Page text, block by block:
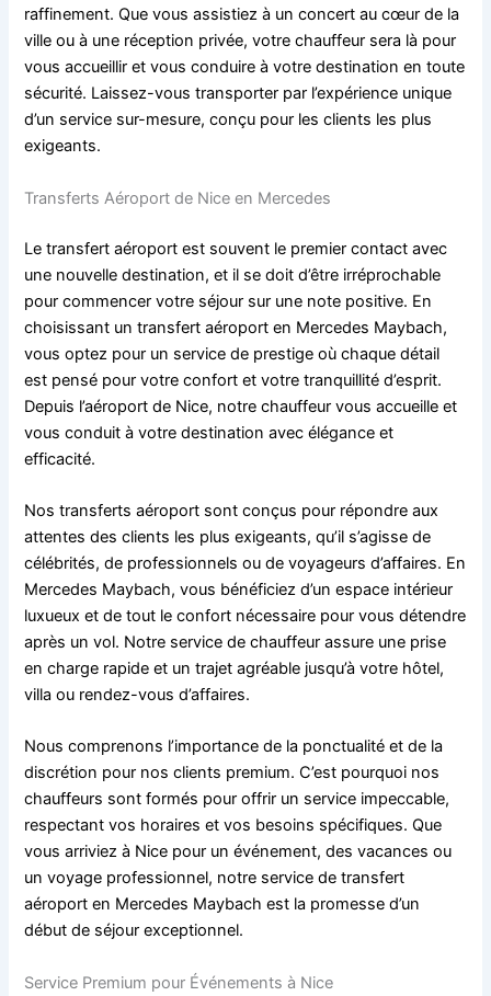
raffinement. Que vous assistiez à un concert au cœur de la
ville ou à une réception privée, votre chauffeur sera là pour
vous accueillir et vous conduire à votre destination en toute
sécurité. Laissez-vous transporter par l’expérience unique
d’un service sur-mesure, conçu pour les clients les plus
exigeants.
Transferts Aéroport de Nice en Mercedes
Le transfert aéroport est souvent le premier contact avec
une nouvelle destination, et il se doit d’être irréprochable
pour commencer votre séjour sur une note positive. En
choisissant un transfert aéroport en Mercedes Maybach,
vous optez pour un service de prestige où chaque détail
est pensé pour votre confort et votre tranquillité d’esprit.
Depuis l’aéroport de Nice, notre chauffeur vous accueille et
vous conduit à votre destination avec élégance et
efficacité.
Nos transferts aéroport sont conçus pour répondre aux
attentes des clients les plus exigeants, qu’il s’agisse de
célébrités, de professionnels ou de voyageurs d’affaires. En
Mercedes Maybach, vous bénéficiez d’un espace intérieur
luxueux et de tout le confort nécessaire pour vous détendre
après un vol. Notre service de chauffeur assure une prise
en charge rapide et un trajet agréable jusqu’à votre hôtel,
villa ou rendez-vous d’affaires.
Nous comprenons l’importance de la ponctualité et de la
discrétion pour nos clients premium. C’est pourquoi nos
chauffeurs sont formés pour offrir un service impeccable,
respectant vos horaires et vos besoins spécifiques. Que
vous arriviez à Nice pour un événement, des vacances ou
un voyage professionnel, notre service de transfert
aéroport en Mercedes Maybach est la promesse d’un
début de séjour exceptionnel.
Service Premium pour Événements à Nice